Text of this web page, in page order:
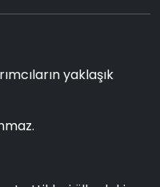
yaklaşık